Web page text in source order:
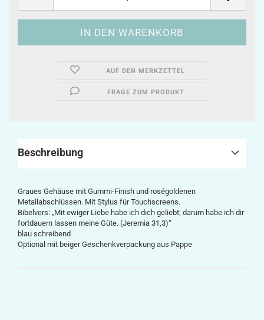
AUF DEN MERKZETTEL
FRAGE ZUM PRODUKT
Beschreibung
Graues Gehäuse mit Gummi-Finish und roségoldenen
Metallabschlüssen. Mit Stylus für Touchscreens.
Bibelvers: „Mit ewiger Liebe habe ich dich geliebt; darum habe ich dir
fortdauern lassen meine Güte. (Jeremia 31,3)“
blau schreibend
Optional mit beiger Geschenkverpackung aus Pappe